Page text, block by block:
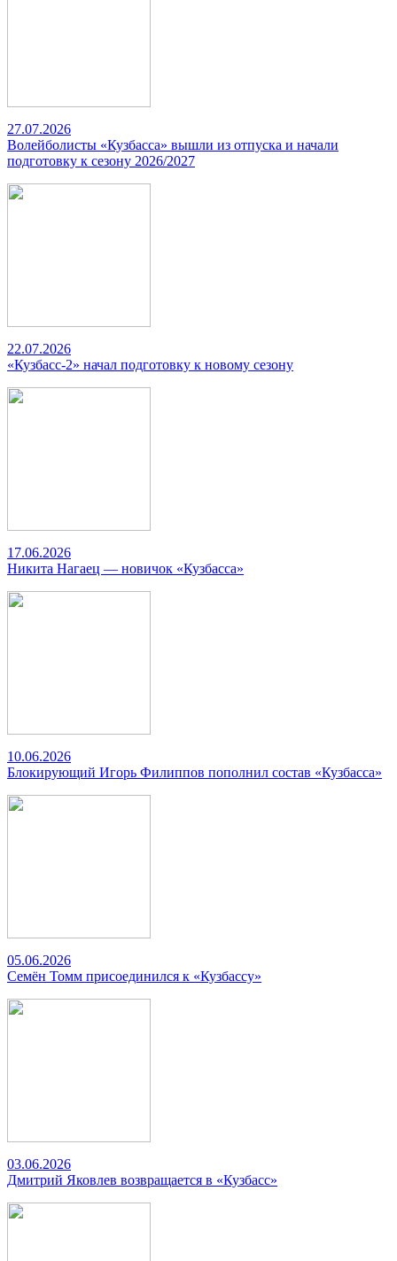
27.07.2026
Волейболисты «Кузбасса» вышли из отпуска и начали
подготовку к сезону 2026/2027
22.07.2026
«Кузбасс-2» начал подготовку к новому сезону
17.06.2026
Никита Нагаец — новичок «Кузбасса»
10.06.2026
Блокирующий Игорь Филиппов пополнил состав «Кузбасса»
05.06.2026
Семён Томм присоединился к «Кузбассу»
03.06.2026
Дмитрий Яковлев возвращается в «Кузбасс»